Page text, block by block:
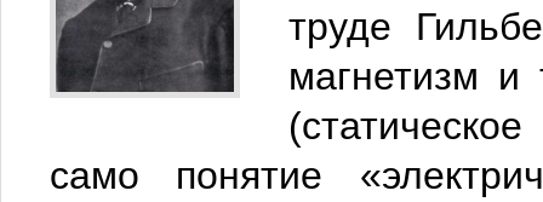
труде
магнетизм
само понятие